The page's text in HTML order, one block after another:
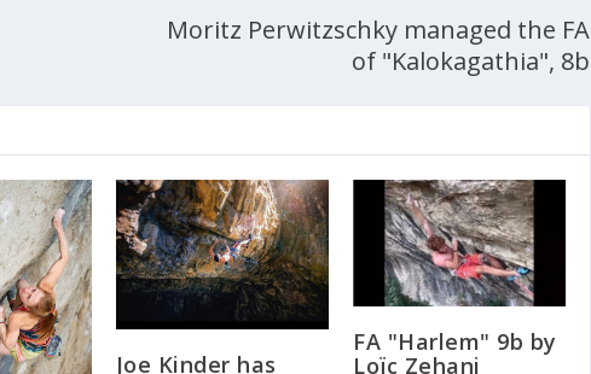
Moritz Perwitzschky managed the FA
of "Kalokagathia", 8b
Joe Kinder has
FA "Harlem" 9b by
Loïc Zehani